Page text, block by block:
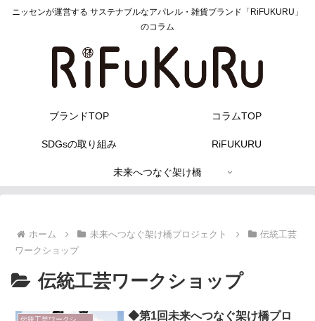
ニッセンが運営する サステナブルなアパレル・雑貨ブランド「RiFUKURU」
のコラム
ブランドTOP コラムTOP
SDGsの取り組み RiFUKURU
未来へつなぐ架け橋
ホーム 未来へつなぐ架け橋プロジェクト
伝統工芸
ワークショップ
伝統工芸ワークショップ
◆第1回未来へつなぐ架け橋プロ